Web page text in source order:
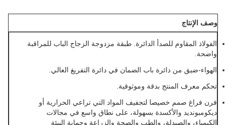
وصف الإنتاج
الفولاذ المقاوم للصدأ الدائرة. طبقة مزدوجة الزجاج الباب للمراقبة
واضحة.
الهواء-ضيق من دائرة باب الضمان في دائرة التفريغ العالي.
تحكم معرف المنتج بدقة وموثوقية.
فرن فراغ صمم خصيصا لتجفيف المواد التي تراعي الحرارية أو
ديكومبونديد والأكسدة بسهولة، على نطاق واسع في مجالات
الكيمياء، والصيدلة، والطب والصحة والزراعة وحماية البيئة